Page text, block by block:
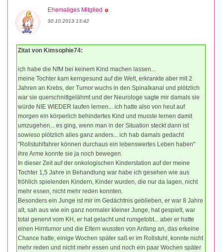
Ehemaliges Mitglied
30.10.2013 13:42
Zitat von Kimsophie74:
ich habe die NfM bei keinem Kind machen lassen...
meine Tochter kam kerngesund auf die Welt, erkrankte aber mit 2
Jahren an Krebs, der Tumor wuchs in den Spinalkanal und plötzlich
war sie querschnittgelähmt und der Neurologe sagte mir damals sie
würde NIE WIEDER laufen lernen... ich hatte also von heut auf
morgen ein körperlich behindertes Kind und musste lernen damit
umzugehen... es ging, wenn man in der Situation steckt dann ist
sowieso plötzlich alles ganz anders... ich hab damals gedacht
"Rollstuhlfahrer können durchaus ein lebenswertes Leben haben"
ihre Arme konnte sie ja noch bewegen.
In dieser Zeit auf der onkologischen Kinderstation auf der meine
Tochter 1,5 Jahre in Behandlung war habe ich gesehen wie aus
fröhlich spielenden Kindern, Kinder wurden, die nur da lagen, nicht
mehr essen, nicht mehr reden konnten.
Besonders ein Junge ist mir im Gedächtnis geblieben, er war 8 Jahre
alt, sah aus wie ein ganz normaler kleiner Junge, hat gespielt, war
total genervt vom KH, er hat gelacht und rumgetobt... aber er hatte
einen Hirntumor und die Eltern wussten von Anfang an, das erkeine
Chance hatte, einige Wochen später saß er im Rollstuhl, konnte nicht
mehr reden und nicht mehr essen und noch ein paar Wochen später